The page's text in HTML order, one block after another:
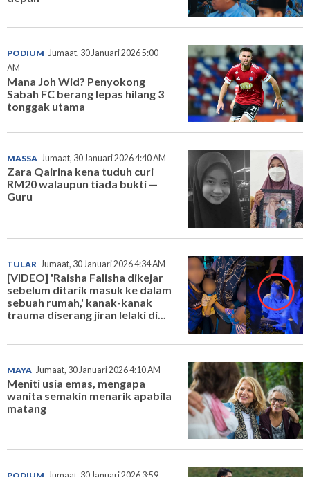
PODIUM Jumaat, 30 Januari 2026 5:00
AM
Mana Joh Wid? Penyokong
Sabah FC berang lepas hilang 3
tonggak utama
MASSA Jumaat, 30 Januari 2026 4:40 AM
Zara Qairina kena tuduh curi
RM20 walaupun tiada bukti —
Guru
TULAR Jumaat, 30 Januari 2026 4:34 AM
[VIDEO] 'Raisha Falisha dikejar
sebelum ditarik masuk ke dalam
sebuah rumah,' kanak-kanak
trauma diserang jiran lelaki di...
MAYA Jumaat, 30 Januari 2026 4:10 AM
Meniti usia emas, mengapa
wanita semakin menarik apabila
matang